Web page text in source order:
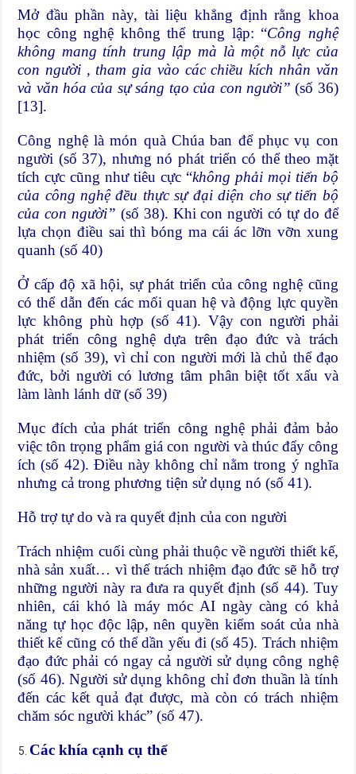
Mở đầu phần này, tài liệu khẳng định rằng khoa
học công nghệ không thể trung lập: “Công nghệ
không mang tính trung lập mà là một nỗ lực của
con người , tham gia vào các chiều kích nhân văn
và văn hóa của sự sáng tạo của con người”(số 36)
[13].
Công nghệ là món quà Chúa ban để phục vụ con
người (số 37), nhưng nó phát triển có thể theo mặt
tích cực cũng như tiêu cực “không phải mọi tiến bộ
của công nghệ đều thực sự đại diện cho sự tiến bộ
của con người” (số 38). Khi con người có tự do để
lựa chọn điều sai thì bóng ma cái ác lỡn vỡn xung
quanh (số 40)
Ở cấp độ xã hội, sự phát triển của công nghệ cũng
có thể dẫn đến các mối quan hệ và động lực quyền
lực không phù hợp (số 41). Vậy con người phải
phát triển công nghệ dựa trên đạo đức và trách
nhiệm (số 39), vì chỉ con người mới là chủ thể đạo
đức, bởi người có lương tâm phân biệt tốt xấu và
làm lành lánh dữ (số 39)
Mục đích của phát triển công nghệ phải đảm bảo
việc tôn trọng phẩm giá con người và thúc đẩy công
ích (số 42). Điều này không chỉ nằm trong ý nghĩa
nhưng cả trong phương tiện sử dụng nó (số 41).
Hỗ trợ tự do và ra quyết định của con người
Trách nhiệm cuối cùng phải thuộc về người thiết kế,
nhà sản xuất… vì thế trách nhiệm đạo đức sẽ hỗ trợ
những người này ra đưa ra quyết định (số 44). Tuy
nhiên, cái khó là máy móc AI ngày càng có khả
năng tự học độc lập, nên quyền kiểm soát của nhà
thiết kế cũng có thể dần yếu đi (số 45). Trách nhiệm
đạo đức phải có ngay cả người sử dụng công nghệ
(số 46). Người sử dụng không chỉ đơn thuần là tính
đến các kết quả đạt được, mà còn có trách nhiệm
chăm sóc người khác” (số 47).
Các khía cạnh cụ thể